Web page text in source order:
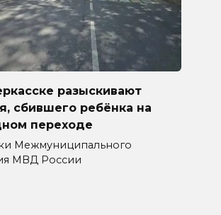
разыскивают
сбившего ребёнка на
переходе
Межмуниципального
МВД России